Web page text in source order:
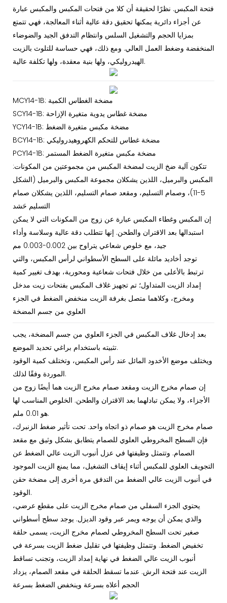
فتحة المكبس. نظرًا لحقيقة أن كلا من فتحات المكبس والمكبس عبارة
عن أجزاء دائرية يمكنها تحقيق دقة عالية أثناء المعالجة، فهي تتمتع
بمزايا الحجم والتشغيل السلس وانتظام التدفق الجيد والضوضاء
المنخفضة وضغط العمل العالي. ومع ذلك، فهي حساسة للتلوث بالزيت
الهيدروليكي، ولها بنية معقدة، ولها تكلفة عالية.
MCY14-1B: مضخة الغطاس الكمية
SCY14-1B: مضخة غطاس يدوية متغيرة الإزاحة
YCY14-1B: مضخة مكبس متغيرة الضغط
BCY14-1B: مضخة غطاس للتحكم الكهروهيدروليكي
PCY14-1B: مضخة مكبس متغيرة الضغط المستمر
تتكون آلية ضخ الزيت لمضخة المكبس من مجموعتين من المكونات:
المكبس والبرميل، اللذين يشكلان مجموعة المكبس والبرميل (الشكل
5-11)، وصمام التسليم، ومقعد صمام التسليم، اللذين يشكلان صمام
التسليم حَشد
إن المكبس وغطاء المكبس عبارة عن زوج من المكونات التي لا يمكن
استبدالها بعد الاقتران والطحن. إنها تتطلب دقة عالية وسلاسة وأداء
جيد، مع خلوص شعاعي يتراوح بين 0.002-0.003 مم
توجد أخاديد مائلة على السطح الأسطواني لرأس المكبس، والتي
ترتبط بالأعلى من خلال فتحات شعاعية ومحورية، بهدف تغيير كمية
إمداد الزيت المتداول؛ تم تجهيز غلاف المكبس بفتحات زيت مدخل
ومخرج، وكلاهما متصل بغرفة الزيت منخفض الضغط في الجزء
بعد إدخال غلاف المكبس في الجزء العلوي من جسم المضخة، يجب
تثبيته باستخدام براغي تحديد الموضع.
ويختلف موضع الأخدود المائل عند رأس المكبس، وتختلف كمية الوقود
الموردة وفقًا لذلك.
إن صمام مخرج الزيت ومقعد صمام مخرج الزيت هما أيضًا زوج من
الأجزاء، ولا يمكن تبادلهما بعد الاقتران والطحن. الخلوص المناسب لها
هو 0.01 ملم.
صمام مخرج الزيت هو صمام ذو اتجاه واحد. تحت تأثير ضغط الزنبرك،
فإن السطح المخروطي العلوي للصمام يتطابق بشكل وثيق مع مقعد
الصمام. وتتمثل وظيفتها في عزل أنبوب الزيت عالي الضغط عن
التجويف العلوي للمكبس أثناء إيقاف التشغيل، مما يمنع الزيت الموجود
في أنبوب الزيت عالي الضغط من التدفق مرة أخرى إلى مضخة حقن
الوقود.
يحتوي الجزء السفلي من صمام مخرج الزيت على مقطع عرضي،
والذي يمكن أن يوجه ويمر عبر وقود الديزل. يوجد سطح أسطواني
صغير تحت السطح المخروطي لصمام مخرج الزيت، يسمى حلقة
تخفيض الضغط. وتتمثل وظيفتها في تقليل ضغط الزيت بسرعة في
أنبوب الزيت عالي الضغط في نهاية إمداد الزيت، وتجنب تساقط
الزيت عند فتحة الرش. عندما تسقط الحلقة في مقعد الصمام، يزداد
الحجم أعلاه بسرعة وينخفض ​​الضغط بسرعة